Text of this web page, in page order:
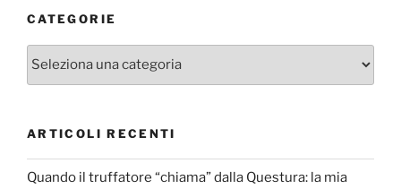
CATEGORIE
Categorie
ARTICOLI RECENTI
Quando il truffatore “chiama” dalla Questura: la mia